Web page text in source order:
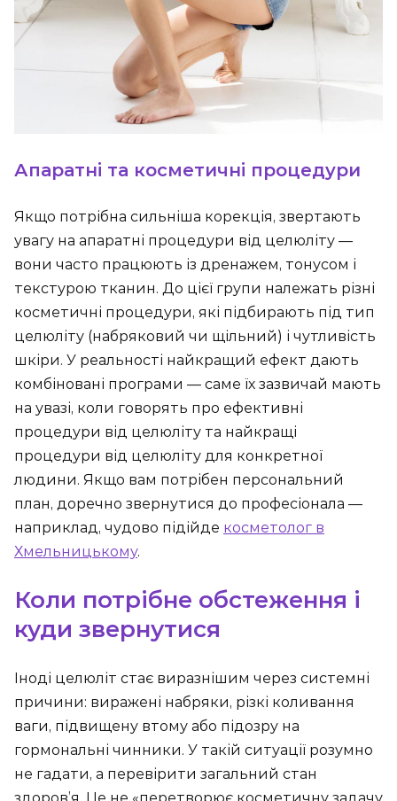
Апаратні та косметичні процедури
Якщо потрібна сильніша корекція, звертають
увагу на апаратні процедури від целюліту —
вони часто працюють із дренажем, тонусом і
текстурою тканин. До цієї групи належать різні
косметичні процедури, які підбирають під тип
целюліту (набряковий чи щільний) і чутливість
шкіри. У реальності найкращий ефект дають
комбіновані програми — саме їх зазвичай мають
на увазі, коли говорять про ефективні
процедури від целюліту та найкращі
процедури від целюліту для конкретної
людини. Якщо вам потрібен персональний
план, доречно звернутися до професіонала —
наприклад, чудово підійде косметолог в
Хмельницькому.
Коли потрібне обстеження і
куди звернутися
Іноді целюліт стає виразнішим через системні
причини: виражені набряки, різкі коливання
ваги, підвищену втому або підозру на
гормональні чинники. У такій ситуації розумно
не гадати, а перевірити загальний стан